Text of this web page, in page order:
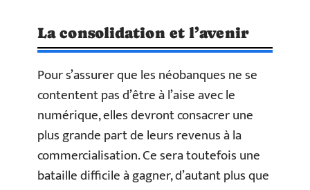
La consolidation et l’avenir
Pour s’assurer que les néobanques ne se
contentent pas d’être à l’aise avec le
numérique, elles devront consacrer une
plus grande part de leurs revenus à la
commercialisation. Ce sera toutefois une
bataille difficile à gagner, d’autant plus que